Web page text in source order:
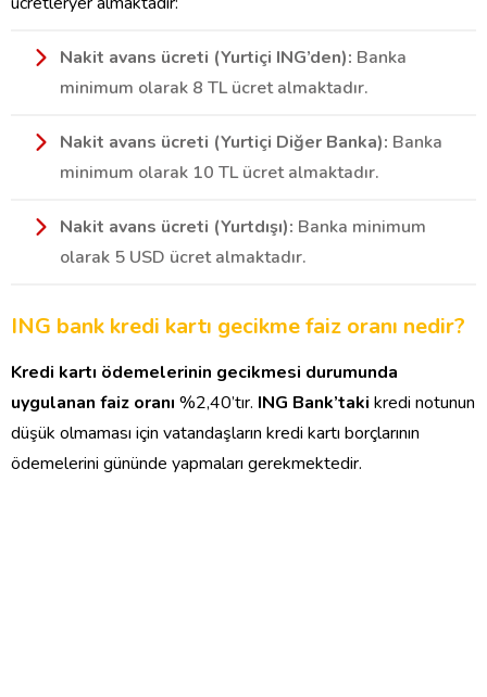
Nakit avans ücreti (Yurtiçi ING’den): Banka
minimum olarak 8 TL ücret almaktadır.
Nakit avans ücreti (Yurtiçi Diğer Banka): Banka
minimum olarak 10 TL ücret almaktadır.
Nakit avans ücreti (Yurtdışı): Banka minimum
olarak 5 USD ücret almaktadır.
ING bank kredi kartı gecikme faiz oranı nedir?
Kredi kartı ödemelerinin gecikmesi durumunda
uygulanan faiz oranı %2,40’tır. ING Bank’taki kredi notunun
düşük olmaması için vatandaşların kredi kartı borçlarının
ödemelerini gününde yapmaları gerekmektedir.